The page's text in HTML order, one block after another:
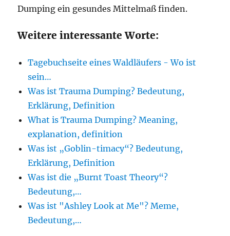
Dumping ein gesundes Mittelmaß finden.
Weitere interessante Worte:
Tagebuchseite eines Waldläufers - Wo ist
sein…
Was ist Trauma Dumping? Bedeutung,
Erklärung, Definition
What is Trauma Dumping? Meaning,
explanation, definition
Was ist „Goblin-timacy“? Bedeutung,
Erklärung, Definition
Was ist die „Burnt Toast Theory“?
Bedeutung,…
Was ist "Ashley Look at Me"? Meme,
Bedeutung,…